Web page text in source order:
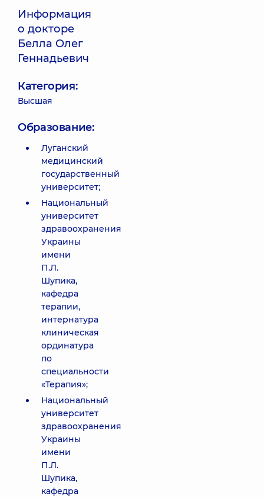
Информация
о докторе
Белла Олег
Геннадьевич
Категория:
Высшая
Образование:
Луганский
медицинский
государственный
университет;
Национальный
университет
здравоохранения
Украины
имени
П.Л.
Шупика,
кафедра
терапии,
интернатура
клиническая
ординатура
по
специальности
«Терапия»;
Национальный
университет
здравоохранения
Украины
имени
П.Л.
Шупика,
кафедра